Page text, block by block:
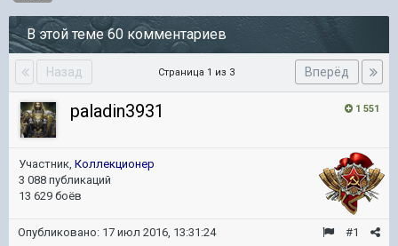
В этой теме 60 комментариев
Назад Вперёд
Страница 1 из 3
1 551
paladin3931
Участник, Коллекционер
3 088 публикаций
13 629 боёв
#1
Опубликовано: 17 июл 2016, 13:31:24